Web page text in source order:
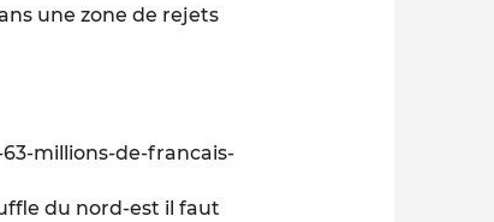
une zone de rejets
millions-de-francais-
du nord-est il faut